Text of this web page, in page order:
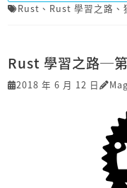
Rust 、 Rust 學習之路 、
Rust 學習之路─
2018 年 6 月 12 日